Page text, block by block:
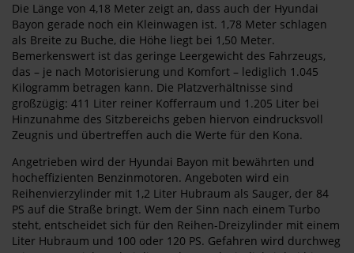
Die Länge von 4,18 Meter zeigt an, dass auch der Hyundai
Bayon gerade noch ein Kleinwagen ist. 1,78 Meter schlagen
als Breite zu Buche, die Höhe liegt bei 1,50 Meter.
Bemerkenswert ist das geringe Leergewicht des Fahrzeugs,
das – je nach Motorisierung und Komfort – lediglich 1.045
Kilogramm betragen kann. Die Platzverhältnisse sind
großzügig: 411 Liter reiner Kofferraum und 1.205 Liter bei
Hinzunahme des Sitzbereichs geben hiervon eindrucksvoll
Zeugnis und übertreffen auch die Werte für den Kona.
Angetrieben wird der Hyundai Bayon mit bewährten und
hocheffizienten Benzinmotoren. Angeboten wird ein
Reihenvierzylinder mit 1,2 Liter Hubraum als Sauger, der 84
PS auf die Straße bringt. Wem der Sinn nach einem Turbo
steht, entscheidet sich für den Reihen-Dreizylinder mit einem
Liter Hubraum und 100 oder 120 PS. Gefahren wird durchweg